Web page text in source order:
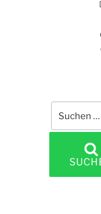
nach: